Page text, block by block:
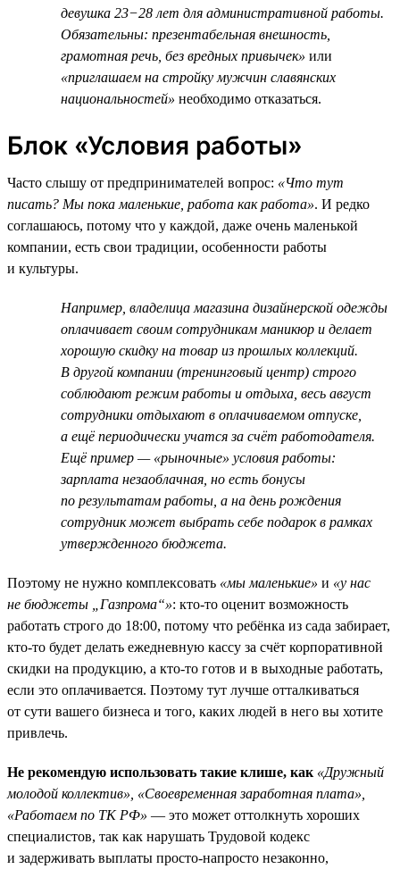
девушка 23−28 лет для административной работы.
Обязательны: презентабельная внешность,
грамотная речь, без вредных привычек» или
«приглашаем на стройку мужчин славянских
национальностей» необходимо отказаться.
Блок «Условия работы»
Часто слышу от предпринимателей вопрос: «Что тут
писать? Мы пока маленькие, работа как работа». И редко
соглашаюсь, потому что у каждой, даже очень маленькой
компании, есть свои традиции, особенности работы
и культуры.
Например, владелица магазина дизайнерской одежды
оплачивает своим сотрудникам маникюр и делает
хорошую скидку на товар из прошлых коллекций.
В другой компании (тренинговый центр) строго
соблюдают режим работы и отдыха, весь август
сотрудники отдыхают в оплачиваемом отпуске,
а ещё периодически учатся за счёт работодателя.
Ещё пример — «рыночные» условия работы:
зарплата незаоблачная, но есть бонусы
по результатам работы, а на день рождения
сотрудник может выбрать себе подарок в рамках
утвержденного бюджета.
Поэтому не нужно комплексовать «мы маленькие» и «у нас
не бюджеты „Газпрома“»: кто-то оценит возможность
работать строго до 18:00, потому что ребёнка из сада забирает,
кто-то будет делать ежедневную кассу за счёт корпоративной
скидки на продукцию, а кто-то готов и в выходные работать,
если это оплачивается. Поэтому тут лучше отталкиваться
от сути вашего бизнеса и того, каких людей в него вы хотите
привлечь.
Не рекомендую использовать такие клише, как «Дружный
молодой коллектив», «Своевременная заработная плата»,
«Работаем по ТК РФ» — это может оттолкнуть хороших
специалистов, так как нарушать Трудовой кодекс
и задерживать выплаты просто-напросто незаконно,